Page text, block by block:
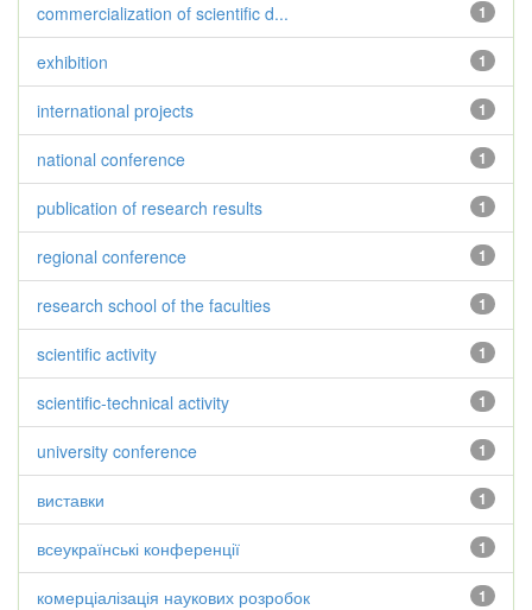
1
commercialization of scientific d...
1
exhibition
1
international projects
1
national conference
1
publication of research results
1
regional conference
1
research school of the faculties
1
scientific activity
1
scientific-technical activity
1
university conference
1
виставки
1
всеукраїнські конференції
1
комерціалізація наукових розробок